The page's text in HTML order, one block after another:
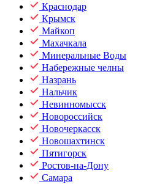
Краснодар
Крымск
Майкоп
Махачкала
Минеральные Воды
Набережные челны
Назрань
Нальчик
Невинномысск
Новороссийск
Новочеркасск
Новошахтинск
Пятигорск
Ростов-на-Дону
Самара